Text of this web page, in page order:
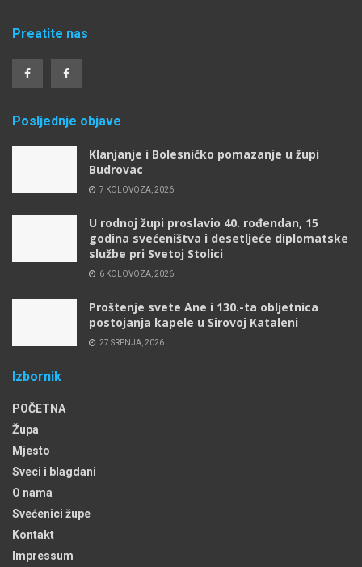
Preatite nas
Posljednje objave
Klanjanje i Bolesničko pomazanje u župi
Budrovac
7 KOLOVOZA, 2026
U rodnoj župi proslavio 40. rođendan, 15
godina svećeništva i desetljeće diplomatske
službe pri Svetoj Stolici
6 KOLOVOZA, 2026
Proštenje svete Ane i 130.-ta obljetnica
postojanja kapele u Sirovoj Kataleni
27 SRPNJA, 2026
Izbornik
POČETNA
Župa
Mjesto
Sveci i blagdani
O nama
Svećenici župe
Kontakt
Impressum